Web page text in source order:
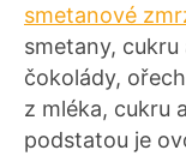
smetanové
smetany,
čokolády,
z mléka, cukru
podstatou je